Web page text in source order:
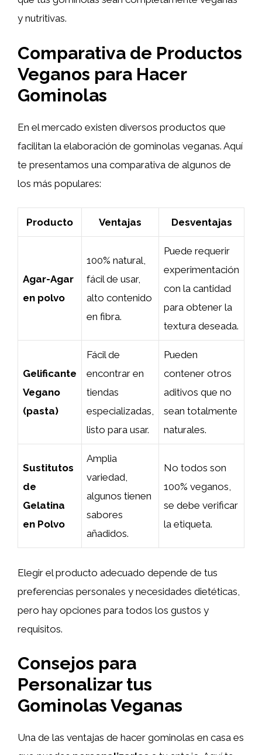
y nutritivas.
Comparativa de Productos
Veganos para Hacer
Gominolas
En el mercado existen diversos productos que
facilitan la elaboración de gominolas veganas. Aquí
te presentamos una comparativa de algunos de
los más populares:
Producto Ventajas Desventajas
Agar-Agar
en polvo
100% natural,
fácil de usar,
alto contenido
en fibra.
Puede requerir
experimentación
con la cantidad
para obtener la
textura deseada.
Gelificante
Vegano
(pasta)
Fácil de
encontrar en
tiendas
especializadas,
listo para usar.
Pueden
contener otros
aditivos que no
sean totalmente
naturales.
Sustitutos
de
Gelatina
en Polvo
Amplia
variedad,
algunos tienen
sabores
añadidos.
No todos son
100% veganos,
se debe verificar
la etiqueta.
Elegir el producto adecuado depende de tus
preferencias personales y necesidades dietéticas,
pero hay opciones para todos los gustos y
requisitos.
Consejos para
Personalizar tus
Gominolas Veganas
Una de las ventajas de hacer gominolas en casa es